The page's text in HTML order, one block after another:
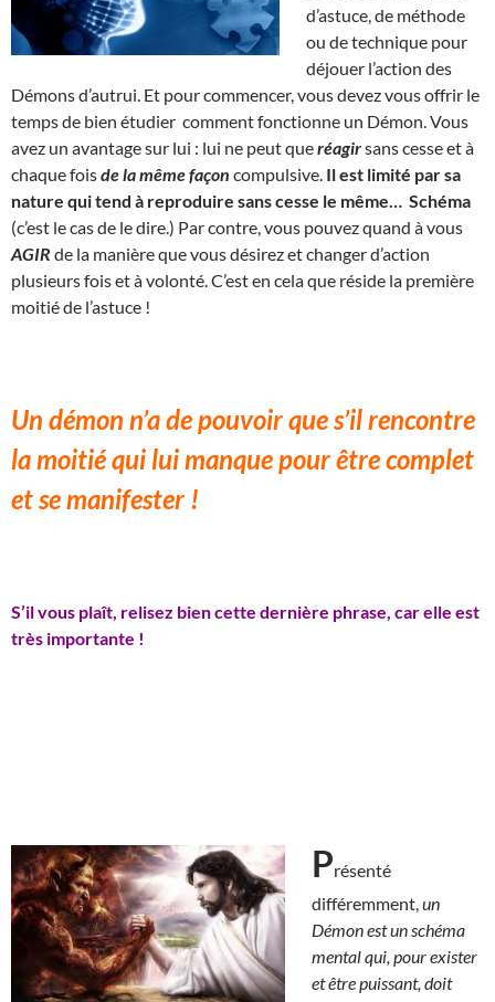
d’astuce, de méthode
ou de technique pour
déjouer l’action des
Démons d’autrui. Et pour commencer, vous devez vous offrir le
temps de bien étudier comment fonctionne un Démon. Vous
avez un avantage sur lui : lui ne peut queréagirsans cesse et à
chaque foisde la même façon compulsive. Il est limité par sa
nature qui tend à reproduire sans cesse le même… Schéma
(c’est le cas de le dire.) Par contre, vous pouvez quand à vous
AGIR de la manière que vous désirez et changer d’action
plusieurs fois et à volonté. C’est en cela que réside la première
moitié de l’astuce !
Un démon n’a de pouvoir que s’il rencontre
la moitié qui lui manque pour être complet
et se manifester !
S’il vous plaît, relisez bien cette dernière phrase, car elle est
très importante !
Présenté
différemment, un
Démon est un schéma
mental qui, pour exister
et être puissant, doit